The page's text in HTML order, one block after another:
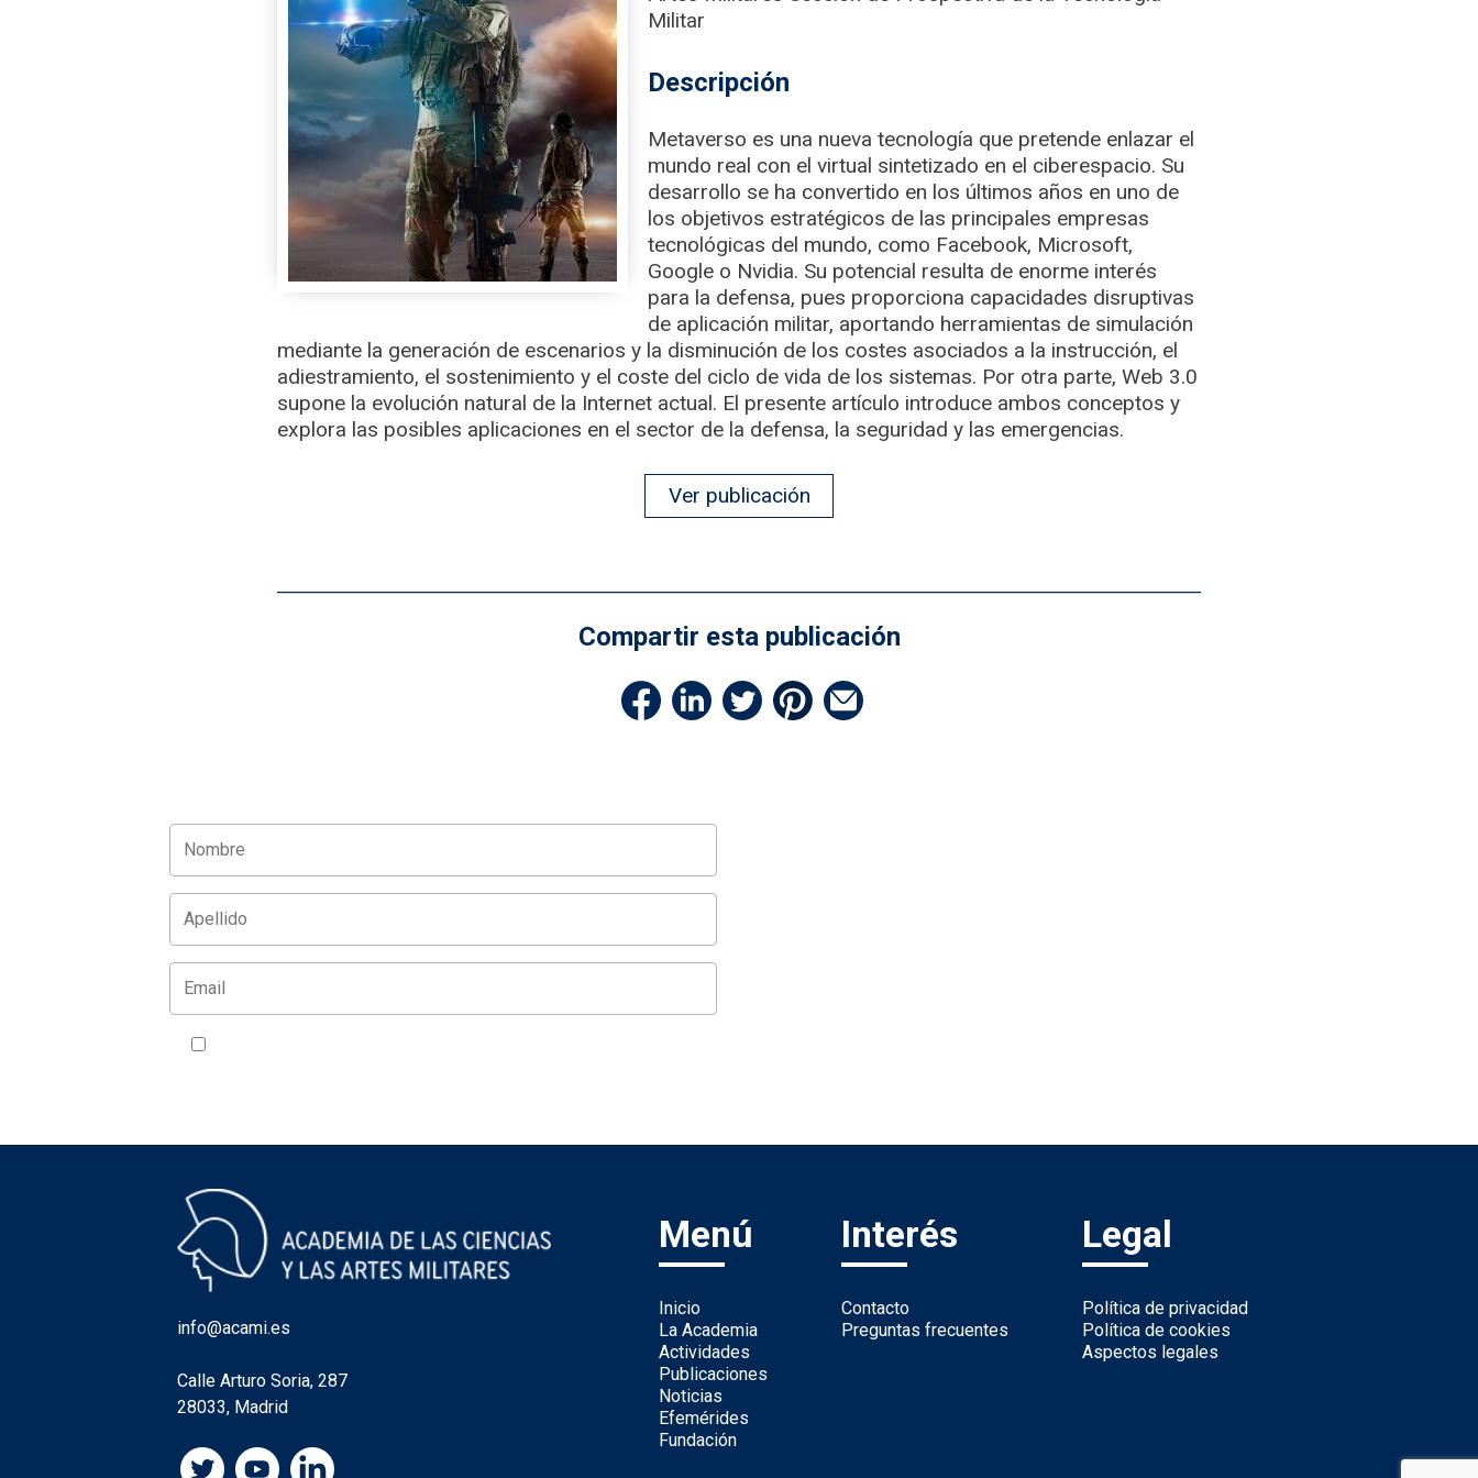
Militar
Descripción
Metaverso es una nueva tecnología que pretende enlazar el
mundo real con el virtual sintetizado en el ciberespacio. Su
desarrollo se ha convertido en los últimos años en uno de
los objetivos estratégicos de las principales empresas
tecnológicas del mundo, como Facebook, Microsoft,
Google o Nvidia. Su potencial resulta de enorme interés
para la defensa, pues proporciona capacidades disruptivas
de aplicación militar, aportando herramientas de simulación
mediante la generación de escenarios y la disminución de los costes asociados a la instrucción, el
adiestramiento, el sostenimiento y el coste del ciclo de vida de los sistemas. Por otra parte, Web 3.0
supone la evolución natural de la Internet actual. El presente artículo introduce ambos conceptos y
explora las posibles aplicaciones en el sector de la defensa, la seguridad y las emergencias.
Ver publicación
Compartir esta publicación
info@acami.es
Calle Arturo Soria, 287
28033, Madrid
Menú
Inicio
La Academia
Actividades
Publicaciones
Noticias
Efemérides
Fundación
Interés
Contacto
Preguntas frecuentes
Legal
Política de privacidad
Política de cookies
Aspectos legales